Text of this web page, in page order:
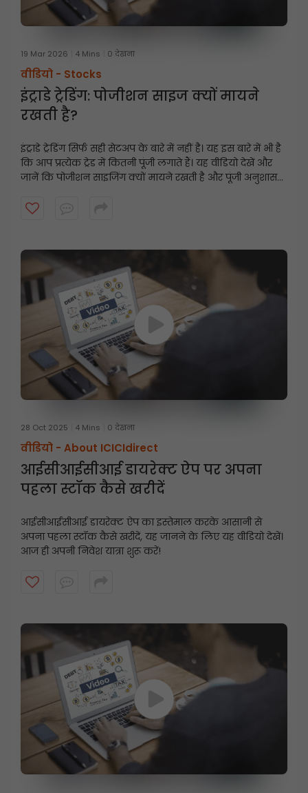
19 Mar 2026 4 Mins 0 देखना
वीडियो - Stocks
इंट्राडे ट्रेडिंग: पोजीशन साइज क्यों मायने
रखती है?
इंट्राडे ट्रेडिंग सिर्फ सही सेटअप के बारे में नहीं है। यह इस बारे में भी है
कि आप प्रत्येक ट्रेड में कितनी पूंजी लगाते हैं। यह वीडियो देखें और
जानें कि पोजीशन साइजिंग क्यों मायने रखती है और पूंजी अनुशासन
करता है।
28 Oct 2025 4 Mins 0 देखना
वीडियो - About ICICIdirect
आईसीआईसीआई डायरेक्ट ऐप पर अपना
पहला स्टॉक कैसे खरीदें
आईसीआईसीआई डायरेक्ट ऐप का इस्तेमाल करके आसानी से
अपना पहला स्टॉक कैसे खरीदें, यह जानने के लिए यह वीडियो देखें।
आज ही अपनी निवेश यात्रा शुरू करें!